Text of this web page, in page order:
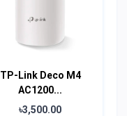
TP-Link Deco M4
AC1200...
৳3,500.00